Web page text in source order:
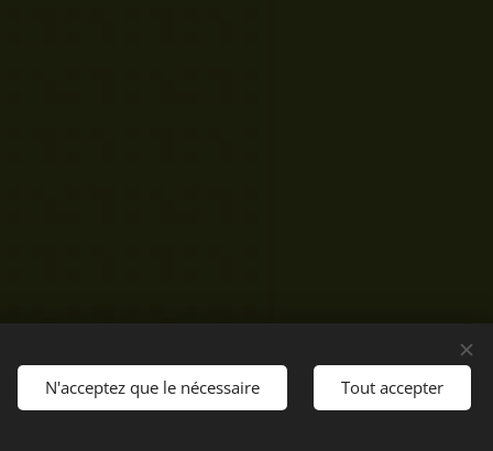
N'acceptez que le nécessaire Tout accepter